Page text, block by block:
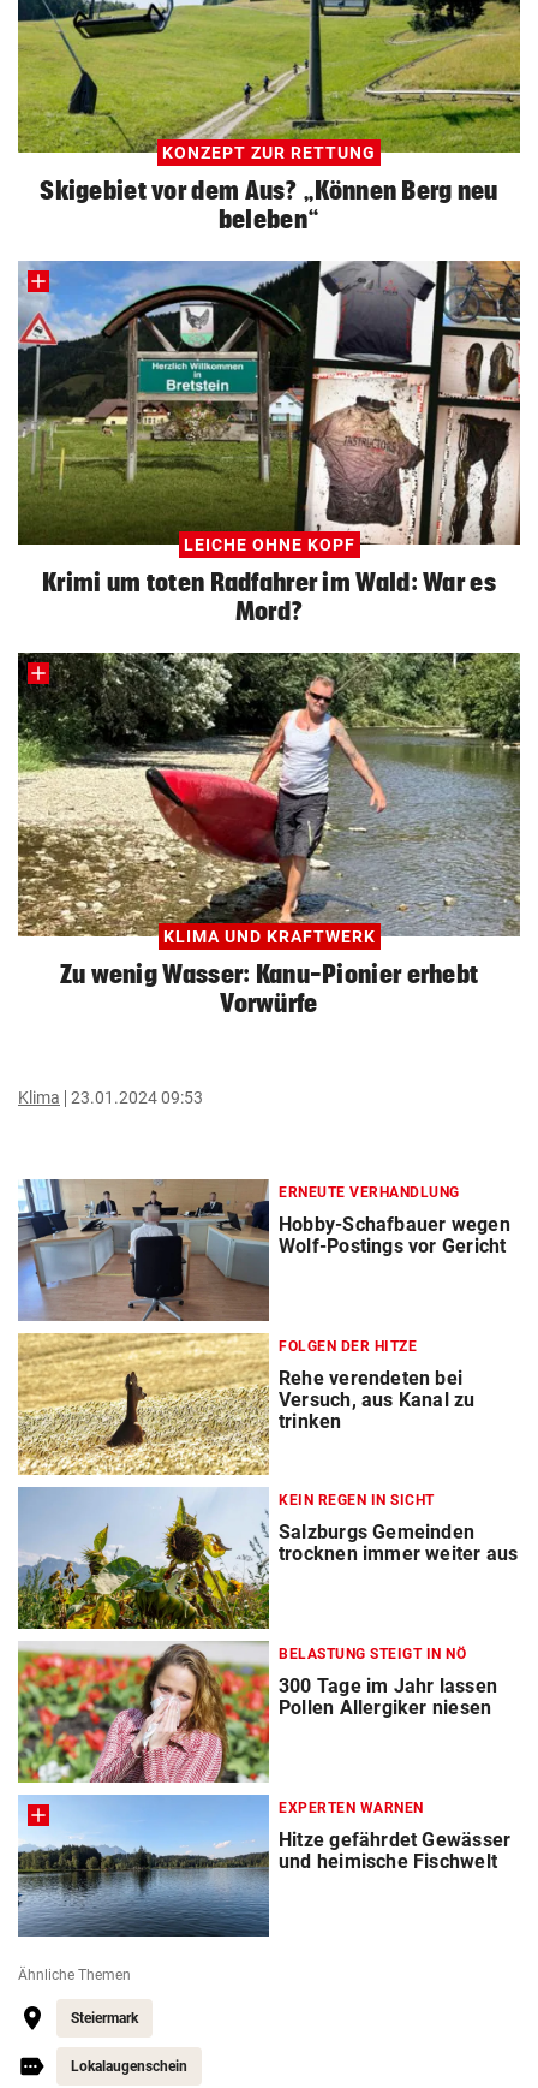
KONZEPT ZUR RETTUNG
Skigebiet vor dem Aus? „Können Berg neu
beleben“
LEICHE OHNE KOPF
Krimi um toten Radfahrer im Wald: War es
Mord?
KLIMA UND KRAFTWERK
Zu wenig Wasser: Kanu-Pionier erhebt
Vorwürfe
Klima 23.01.2024 09:53
ERNEUTE VERHANDLUNG
Hobby-Schafbauer wegen
Wolf-Postings vor Gericht
FOLGEN DER HITZE
Rehe verendeten bei
Versuch, aus Kanal zu
trinken
KEIN REGEN IN SICHT
Salzburgs Gemeinden
trocknen immer weiter aus
BELASTUNG STEIGT IN NÖ
300 Tage im Jahr lassen
Pollen Allergiker niesen
EXPERTEN WARNEN
Hitze gefährdet Gewässer
und heimische Fischwelt
Ähnliche Themen
Steiermark
Lokalaugenschein